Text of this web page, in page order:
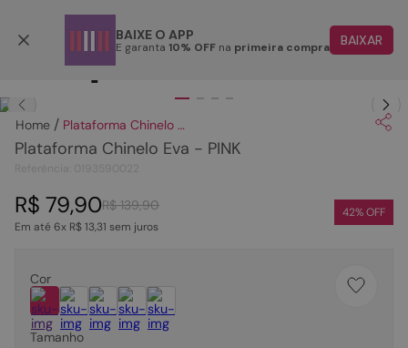
BAIXE O APP
E garanta 10% OFF na primeira compra BAIXAR
Plataforma Chinelo Eva - PINK
Plataforma Chinelo Eva - PINK
R$ 139,90
R$ 79,90
Em até6x R$13,31 sem juros
42% OFF
Cor
Tamanho
1º
2º
tenis
4º
sandalia
5º
rasteira
bolsa
sapatilha